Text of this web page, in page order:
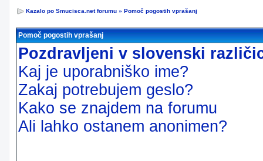
Kazalo po Smucisca.net forumu » Pomoč pogostih vprašanj
Pomoč pogostih vprašanj
Pozdravljeni v slovenski
Kaj je uporabniško ime?
Zakaj potrebujem geslo?
Kako se znajdem na forumu
Ali lahko ostanem anonimen?